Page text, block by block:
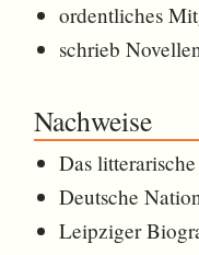
ordentliches
schrieb
Nachweise
Das
Deutsche
Leipziger